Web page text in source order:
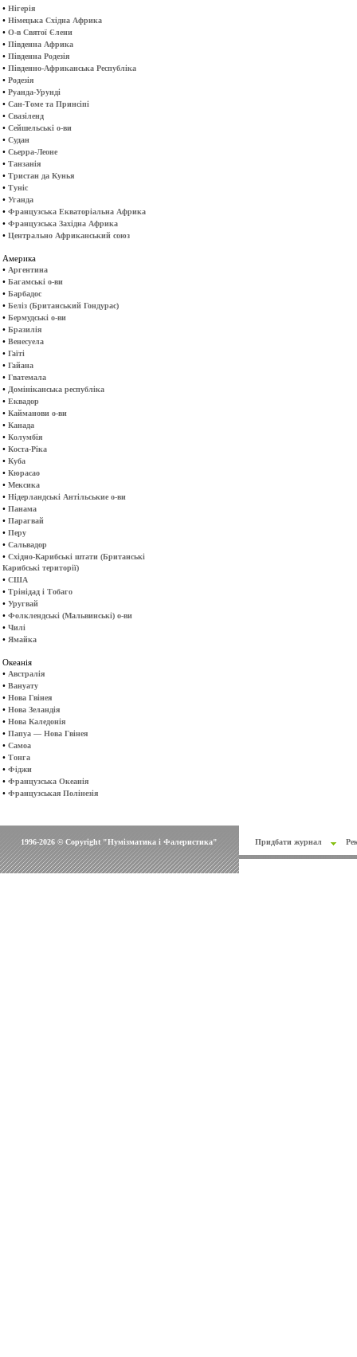
• Нігерія
• Німецька Східна Африка
• О-в Святої Єлени
• Південна Африка
• Південна Родезія
• Південно-Африканська Республіка
• Родезія
• Руанда-Урунді
• Сан-Томе та Принсіпі
• Свазіленд
• Сейшельські о-ви
• Судан
• Сьерра-Леоне
• Танзанія
• Тристан да Кунья
• Туніс
• Уганда
• Французська Екваторіальна Африка
• Французська Західна Африка
• Центрально Африканський союз
Америка
• Аргентина
• Багамські о-ви
• Барбадос
• Беліз (Британський Гондурас)
• Бермудські о-ви
• Бразилія
• Венесуела
• Гаїті
• Гайана
• Гватемала
• Домініканська республіка
• Еквадор
• Кайманови о-ви
• Канада
• Колумбія
• Коста-Ріка
• Куба
• Кюрасао
• Мексика
• Нідерландські Антільськие о-ви
• Панама
• Парагвай
• Перу
• Сальвадор
• Східно-Карибські штати (Британські
Карибські території)
• США
• Трінідад і Тобаго
• Уругвай
• Фолклендські (Мальвинські) о-ви
• Чилі
• Ямайка
Океанія
• Австралія
• Вануату
• Нова Гвінея
• Нова Зеландія
• Нова Каледонія
• Папуа — Нова Гвінея
• Самоа
• Тонга
• Фіджи
• Французська Океанія
• Французськая Полінезія
1996-2026 © Copyright "Нумізматика і Фалеристика" Придбати журнал